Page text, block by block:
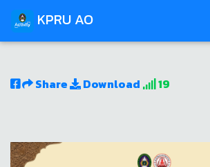
KPRU AO
Share Download
19